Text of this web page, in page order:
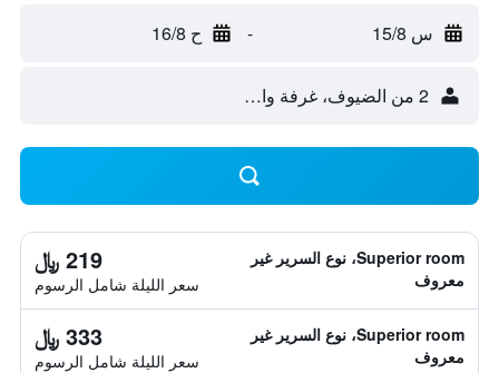
س 15/8 - ح 16/8
2 من الضيوف، غرفة واحدة
Superior room، نوع السرير غير
معروف
219 ﷼
سعر الليلة شامل الرسوم
Superior room، نوع السرير غير
معروف
333 ﷼
سعر الليلة شامل الرسوم